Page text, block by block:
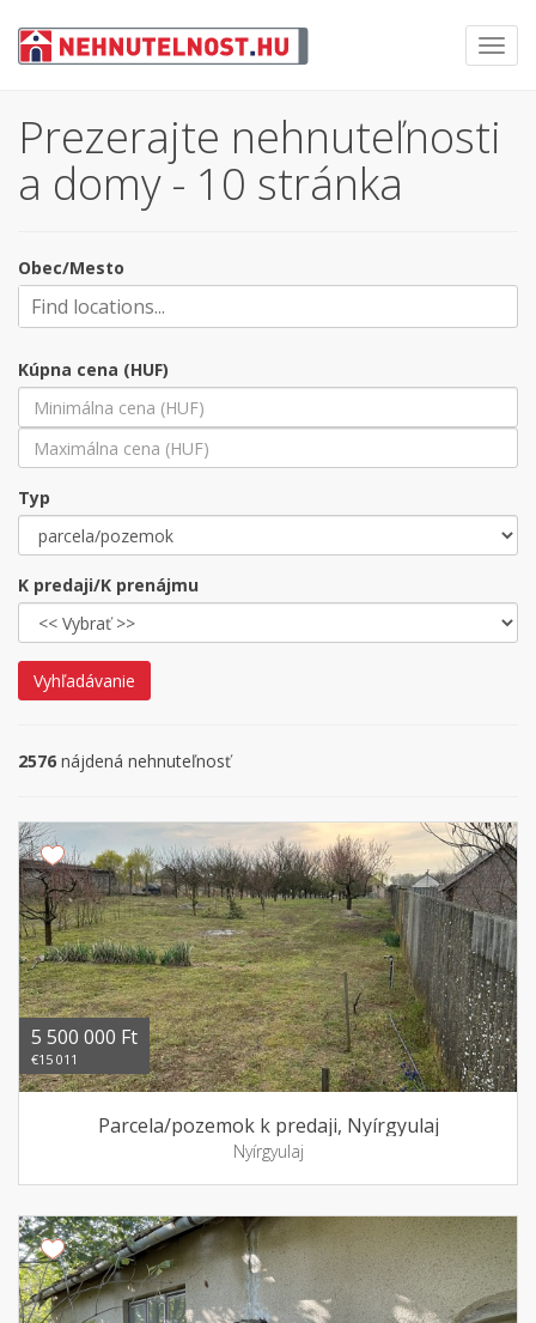
Prezerajte nehnuteľnosti
a domy - 10 stránka
Obec/Mesto
Kúpna cena (HUF)
Typ
K predaji/K prenájmu
Vyhľadávanie
2576 nájdená nehnuteľnosť
5 500 000 Ft
€15 011
Parcela/pozemok k predaji, Nyírgyulaj
Nyírgyulaj